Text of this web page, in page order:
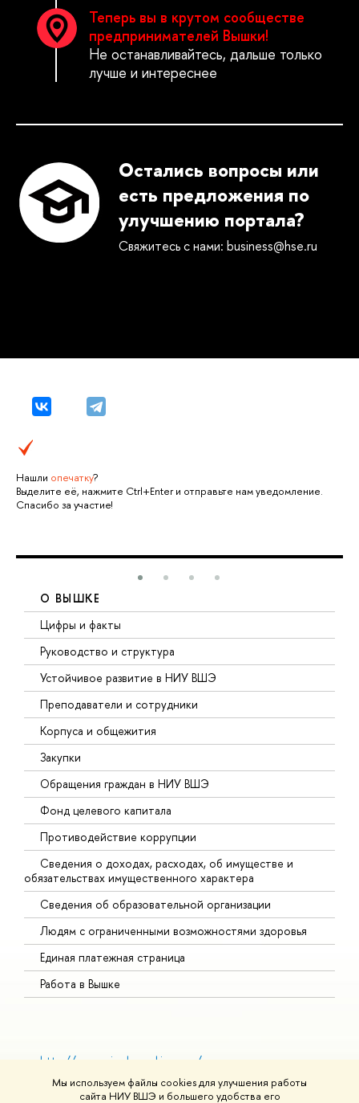
Мы используем файлы cookies для улучшения работы
сайта НИУ ВШЭ и большего удобства его
Теперь вы в крутом сообществе
предпринимателей Вышки!
Не останавливайтесь, дальше только
лучше и интереснее
Остались вопросы или
есть предложения по
улучшению портала?
Свяжитесь с нами: business@hse.ru
Нашли опечатку?
Выделите её, нажмите Ctrl+Enter и отправьте нам уведомление.
Спасибо за участие!
О ВЫШКЕ
Цифры и факты
Руководство и структура
Устойчивое развитие в НИУ ВШЭ
Преподаватели и сотрудники
Корпуса и общежития
Закупки
Обращения граждан в НИУ ВШЭ
Фонд целевого капитала
Противодействие коррупции
Сведения о доходах, расходах, об имуществе и
обязательствах имущественного характера
Сведения об образовательной организации
Людям с ограниченными возможностями здоровья
Единая платежная страница
Работа в Вышке
http://www.minobrnauki.gov.ru/
Министерство науки и высшего образования РФ
https://edu.gov.ru/